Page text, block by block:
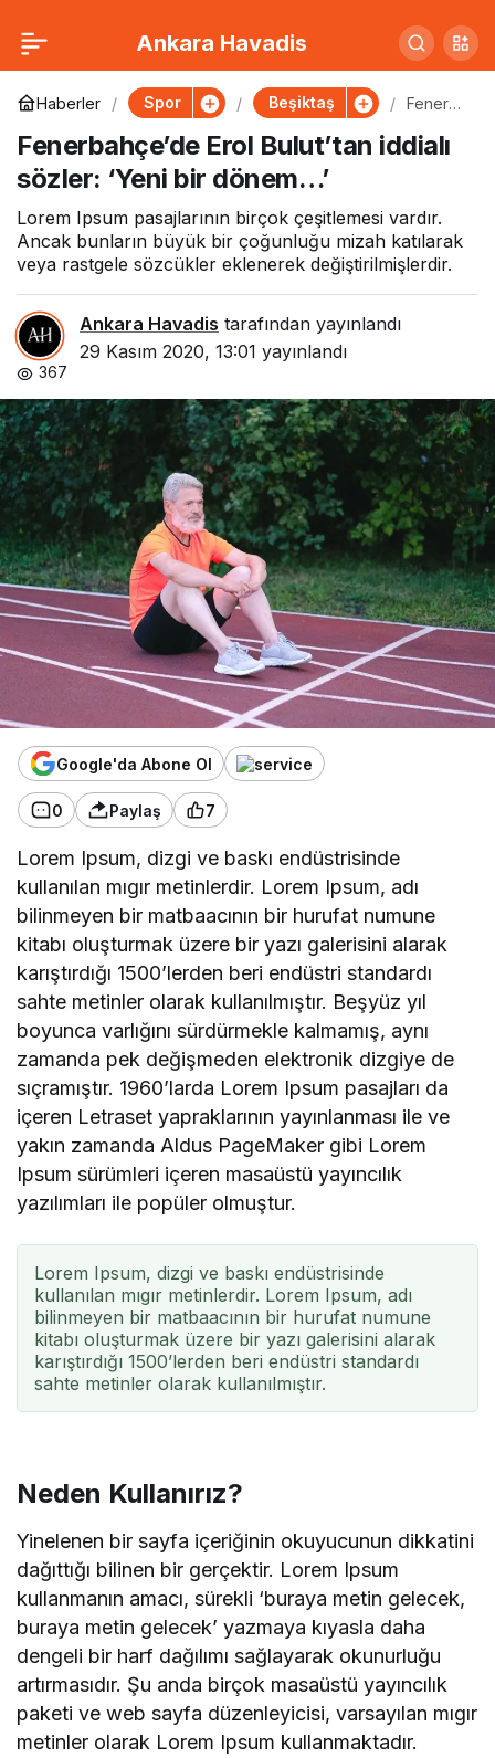
Ankara Havadis
Haberler Spor Beşiktaş
Fenerba
Erol
Bulut’ta
‘Yeni bir
dönem
…’
Fenerbahçe’de Erol Bulut’tan iddialı
sözler: ‘Yeni bir dönem…’
Lorem Ipsum pasajlarının birçok çeşitlemesi vardır.
Ancak bunların büyük bir çoğunluğu mizah katılarak
veya rastgele sözcükler eklenerek değiştirilmişlerdir.
Ankara Havadis tarafından yayınlandı
29 Kasım 2020, 13:01 yayınlandı
367
Google'da Abone Ol
0 Paylaş 7
Lorem Ipsum, dizgi ve baskı endüstrisinde
kullanılan mıgır metinlerdir. Lorem Ipsum, adı
bilinmeyen bir matbaacının bir hurufat numune
kitabı oluşturmak üzere bir yazı galerisini alarak
karıştırdığı 1500’lerden beri endüstri standardı
sahte metinler olarak kullanılmıştır. Beşyüz yıl
boyunca varlığını sürdürmekle kalmamış, aynı
zamanda pek değişmeden elektronik dizgiye de
sıçramıştır. 1960’larda Lorem Ipsum pasajları da
içeren Letraset yapraklarının yayınlanması ile ve
yakın zamanda Aldus PageMaker gibi Lorem
Ipsum sürümleri içeren masaüstü yayıncılık
yazılımları ile popüler olmuştur.
Lorem Ipsum, dizgi ve baskı endüstrisinde
kullanılan mıgır metinlerdir. Lorem Ipsum, adı
bilinmeyen bir matbaacının bir hurufat numune
kitabı oluşturmak üzere bir yazı galerisini alarak
karıştırdığı 1500’lerden beri endüstri standardı
sahte metinler olarak kullanılmıştır.
Neden Kullanırız?
Yinelenen bir sayfa içeriğinin okuyucunun dikkatini
dağıttığı bilinen bir gerçektir. Lorem Ipsum
kullanmanın amacı, sürekli ‘buraya metin gelecek,
buraya metin gelecek’ yazmaya kıyasla daha
dengeli bir harf dağılımı sağlayarak okunurluğu
artırmasıdır. Şu anda birçok masaüstü yayıncılık
paketi ve web sayfa düzenleyicisi, varsayılan mıgır
metinler olarak Lorem Ipsum kullanmaktadır.
Beşiktaş’a kaleci
transferi! İlk hedef
Montero…
0 Paylaş